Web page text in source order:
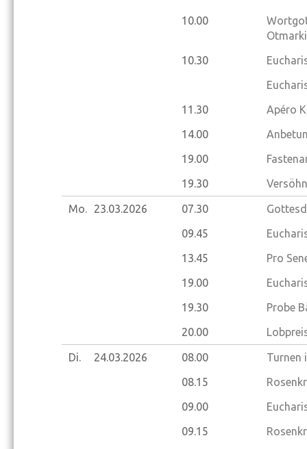
10.00
10.30
11.30
Apéro
14.00
19.00
19.30
Mo. 23.03.2026 07.30
09.45
13.45
Pro
19.00
19.30
Probe
20.00
Di. 24.03.2026 08.00
Turnen
08.15
09.00
09.15